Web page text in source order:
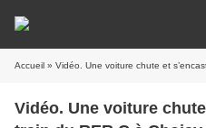
Accueil » Vidéo. Une voiture chute et
Vidéo. Une voiture